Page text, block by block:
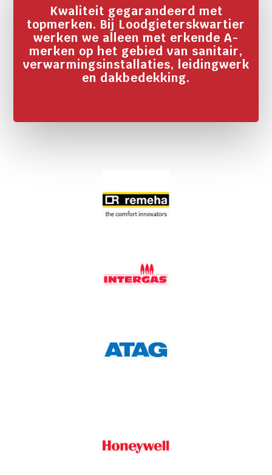
Kwaliteit gegarandeerd met
topmerken. Bij Loodgieterskwartier
werken we alleen met erkende A-
merken op het gebied van sanitair,
verwarmingsinstallaties, leidingwerk
en dakbedekking.